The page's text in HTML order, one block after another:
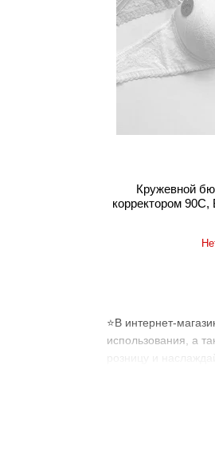
⭐В интернет-
использования, а
розницу и
Кружевной
корректором